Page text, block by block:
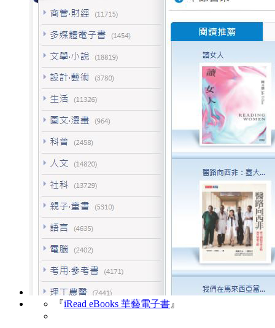
『iRead eBooks 華藝電子書 』